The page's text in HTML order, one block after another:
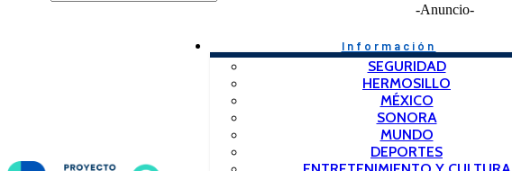
-Anuncio-
Información
SEGURIDAD
HERMOSILLO
MÉXICO
SONORA
MUNDO
DEPORTES